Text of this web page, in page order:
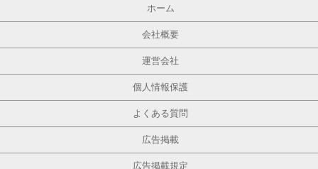
ホーム
会社概要
運営会社
個人情報保護
よくある質問
広告掲載
広告掲載規定